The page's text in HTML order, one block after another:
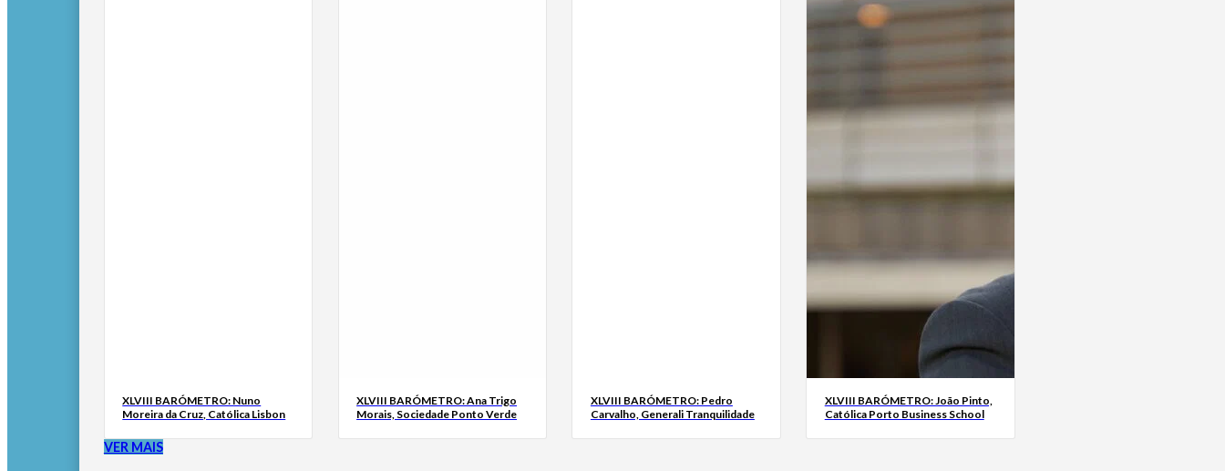
XLVIII BARÓMETRO: Nuno
Moreira da Cruz, Católica Lisbon
XLVIII BARÓMETRO: Ana Trigo
Morais, Sociedade Ponto Verde
XLVIII BARÓMETRO: Pedro
Carvalho, Generali Tranquilidade
XLVIII BARÓMETRO: João Pinto,
Católica Porto Business School
VER MAIS